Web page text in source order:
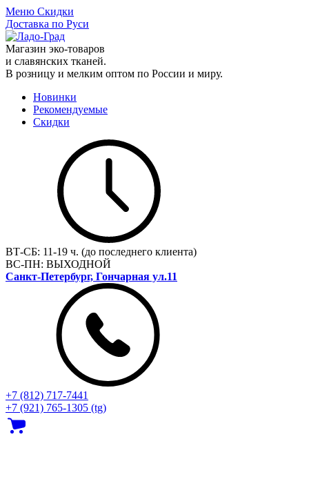
Меню Скидки
Доставка по Руси
Магазин эко-товаров
и славянских тканей.
В розницу и мелким оптом по России и миру.
Новинки
Рекомендуемые
Скидки
ВТ-СБ: 11-19 ч. (до последнего клиента)
ВС-ПН: ВЫХОДНОЙ
Санкт-Петербург, Гончарная ул.11
+7 (812) 717‑7441
+7 (921) 765-1305 (tg)